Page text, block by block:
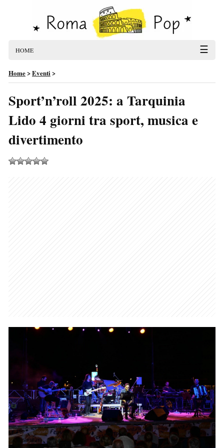
HOME ☰
Home>Eventi>
Sport’n’roll 2025: a Tarquinia
Lido 4 giorni tra sport, musica e
divertimento